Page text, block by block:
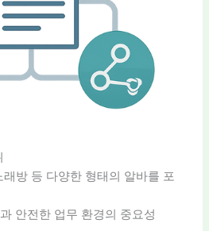
래방 등 다양한 형태의 알바를 포
안전한 업무 환경의 중요성